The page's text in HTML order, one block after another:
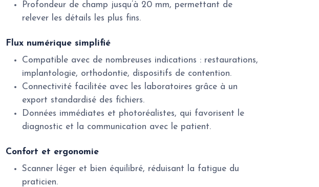
Profondeur de champ jusqu’à 20 mm, permettant de
relever les détails les plus fins.
Flux numérique simplifié
Compatible avec de nombreuses indications : restaurations,
implantologie, orthodontie, dispositifs de contention.
Connectivité facilitée avec les laboratoires grâce à un
export standardisé des fichiers.
Données immédiates et photoréalistes, qui favorisent le
diagnostic et la communication avec le patient.
Confort et ergonomie
Scanner léger et bien équilibré, réduisant la fatigue du
praticien.